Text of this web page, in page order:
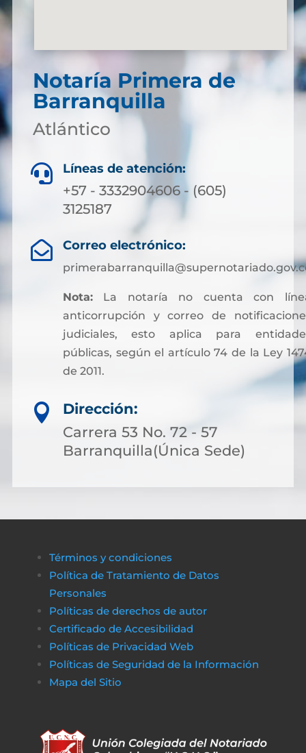
Notaría Primera de
Barranquilla
Atlántico
 Líneas de atención:
+57 - 3332904606 - (605)
3125187
 Correo electrónico:
Nota:La notaría no cuenta con
anticorrupción y correo de
judiciales, esto aplica para
públicas, según el artículo 74 de la Ley
de 2011.
Sin embargo, para facilitar otros trámites y
pagos asociados a servicios notariales, hoy
es posible acceder a soluciones financieras
más flexibles. Muchas personas optan por
de financiamiento rápido y transparente,
administrativo pueda completarse sin
obstáculos económicos.
De la misma manera, en
jugadores pueden disfrutar de un entorno
de juego claro y sin complicaciones. Al igual
las transacciones son seguras y rápidas, lo

Dirección:
Carrera 53 No. 72 - 57
Barranquilla(Única Sede)
Términos y condiciones
Política de Tratamiento de Datos
Personales
Políticas de derechos de autor
Certificado de Accesibilidad
Políticas de Privacidad Web
Políticas de Seguridad de la Información
Mapa del Sitio